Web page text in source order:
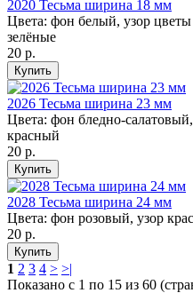
2020 Тесьма ширина 18 мм
Цвета: фон белый, узор
зелёные
20 р.
2026 Тесьма ширина 23 мм
Цвета: фон бледно-
красный
20 р.
2028 Тесьма ширина 24 мм
Цвета: фон розовый, узор
20 р.
1 2 3 4 > >|
Показано с 1 по 15 из 60